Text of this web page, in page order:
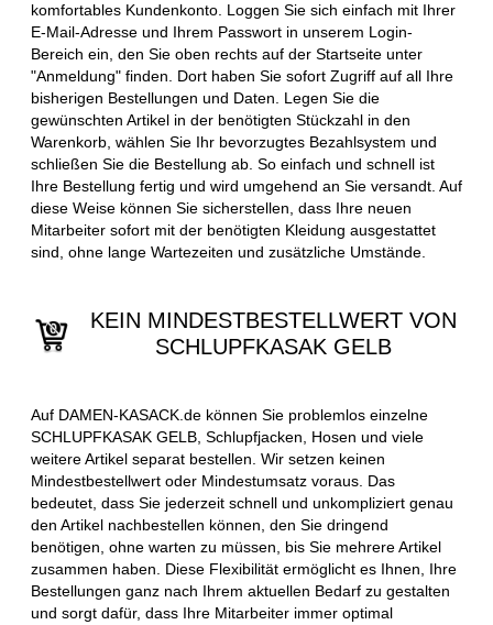
komfortables Kundenkonto. Loggen Sie sich einfach mit Ihrer
E-Mail-Adresse und Ihrem Passwort in unserem Login-
Bereich ein, den Sie oben rechts auf der Startseite unter
"Anmeldung" finden. Dort haben Sie sofort Zugriff auf all Ihre
bisherigen Bestellungen und Daten. Legen Sie die
gewünschten Artikel in der benötigten Stückzahl in den
Warenkorb, wählen Sie Ihr bevorzugtes Bezahlsystem und
schließen Sie die Bestellung ab. So einfach und schnell ist
Ihre Bestellung fertig und wird umgehend an Sie versandt. Auf
diese Weise können Sie sicherstellen, dass Ihre neuen
Mitarbeiter sofort mit der benötigten Kleidung ausgestattet
sind, ohne lange Wartezeiten und zusätzliche Umstände.
KEIN MINDESTBESTELLWERT VON
SCHLUPFKASAK GELB
Auf DAMEN-KASACK.de können Sie problemlos einzelne
SCHLUPFKASAK GELB, Schlupfjacken, Hosen und viele
weitere Artikel separat bestellen. Wir setzen keinen
Mindestbestellwert oder Mindestumsatz voraus. Das
bedeutet, dass Sie jederzeit schnell und unkompliziert genau
den Artikel nachbestellen können, den Sie dringend
benötigen, ohne warten zu müssen, bis Sie mehrere Artikel
zusammen haben. Diese Flexibilität ermöglicht es Ihnen, Ihre
Bestellungen ganz nach Ihrem aktuellen Bedarf zu gestalten
und sorgt dafür, dass Ihre Mitarbeiter immer optimal